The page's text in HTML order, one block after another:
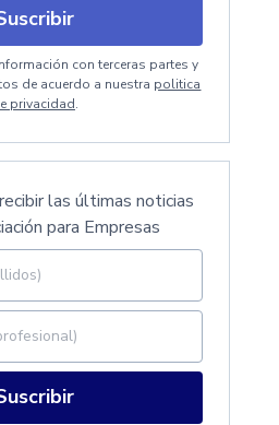
con terceras partes y
de acuerdo a nuestra politica
privacidad.
las últimas noticias
para Empresas